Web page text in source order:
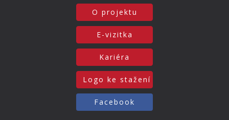
O projektu
E-vizitka
Kariéra
Logo ke stažení
Facebook